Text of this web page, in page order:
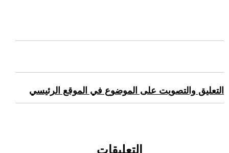
التعليق والتصويت على الموضوع في الموقع الرئيسي
التعليقات